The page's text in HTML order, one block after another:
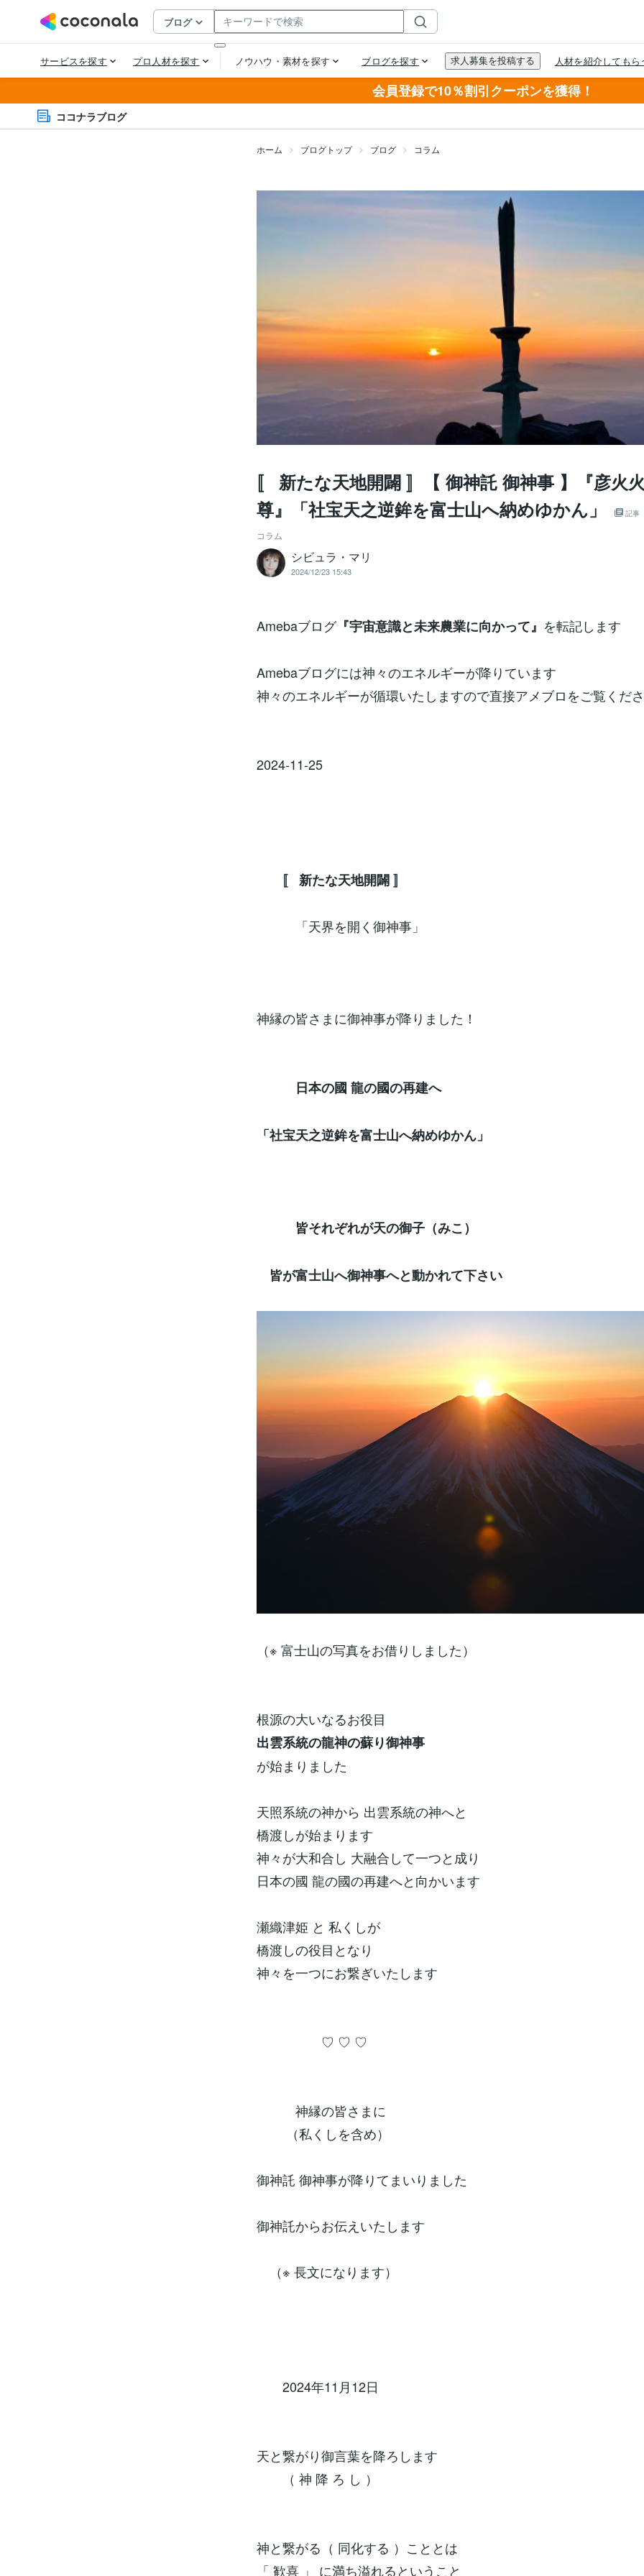
会員登録で10％割引クーポンを獲得！
ココナラブログ
ホーム ブログトップ ブログ コラム
〚 新たな天地開闢 〛【 御神託 御神事 】『彦火
尊』「社宝天之逆鉾を富士山へ納めゆかん」
記事
コラム
シビュラ・マリ
2024/12/23 15:43
Amebaブログ『宇宙意識と未来農業に向かって』 を転記します
Amebaブログには神々のエネルギーが降りています
神々のエネルギーが循環いたしますので直接アメブロをご覧くだ
2024-11-25
〚 新たな天地開闢 〛
「天界を開く御神事」
神縁の皆さまに御神事が降りました！
日本の國 龍の國の再建へ
「社宝天之逆鉾を富士山へ納めゆかん」
皆それぞれが天の御子（みこ）
皆が富士山へ御神事へと動かれて下さい
（※ 富士山の写真をお借りしました）
根源の大いなるお役目
出雲系統の龍神の蘇り御神事
が始まりました
天照系統の神から 出雲系統の神へと
橋渡しが始まります
神々が大和合し 大融合して一つと成り
日本の國 龍の國の再建へと向かいます
瀬織津姫 と 私くしが
橋渡しの役目となり
神々を一つにお繋ぎいたします
♡ ♡ ♡
神縁の皆さまに
（私くしを含め）
御神託 御神事が降りてまいりました
御神託からお伝えいたします
（※ 長文になります）
2024年11月12日
天と繋がり御言葉を降ろします
（ 神 降 ろ し ）
神と繋がる（ 同化する ）こととは
「 歓喜 」 に満ち溢れるということ